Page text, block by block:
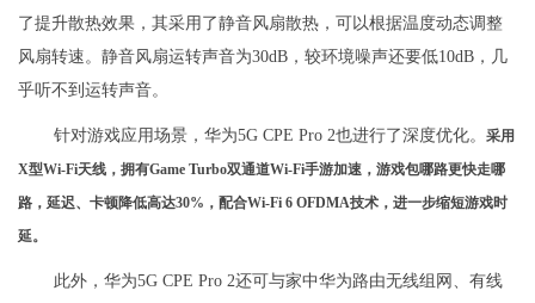
了提升散热效果，其采用了静音风扇散热，可以根据温度动态调整
风扇转速。静音风扇运转声音为30dB，较环境噪声还要低10dB，几
乎听不到运转声音。
针对游戏应用场景，华为5G CPE Pro 2也进行了深度优化。 采用
X型Wi-Fi天线，拥有Game Turbo双通道Wi-Fi手游加速，游戏包哪路更快走哪
路，延迟、卡顿降低高达30%，配合Wi-Fi 6 OFDMA技术，进一步缩短游戏时
延。
此外，华为5G CPE Pro 2还可与家中华为路由无线组网、有线